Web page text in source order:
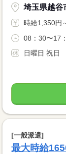
埼玉県越谷
時給1,350円
08：30〜17
日曜日 祝日
[一般派遣]
最大時給